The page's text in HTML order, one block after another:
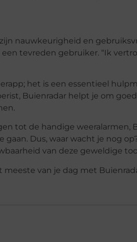
nauwkeurigheid en
tevreden gebruiker. “Ik
het is een essentieel
Buienradar helpt je om
tot de handige weeralarmen,
Dus, waar wacht je nog
van deze geweldige
meeste van je dag met